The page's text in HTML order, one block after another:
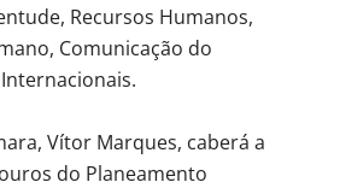
Recursos Humanos,
Comunicação do
Vítor Marques, caberá a
do Planeamento